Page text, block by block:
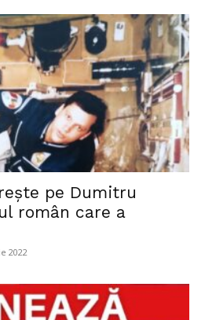
pe Dumitru
român care a
2022